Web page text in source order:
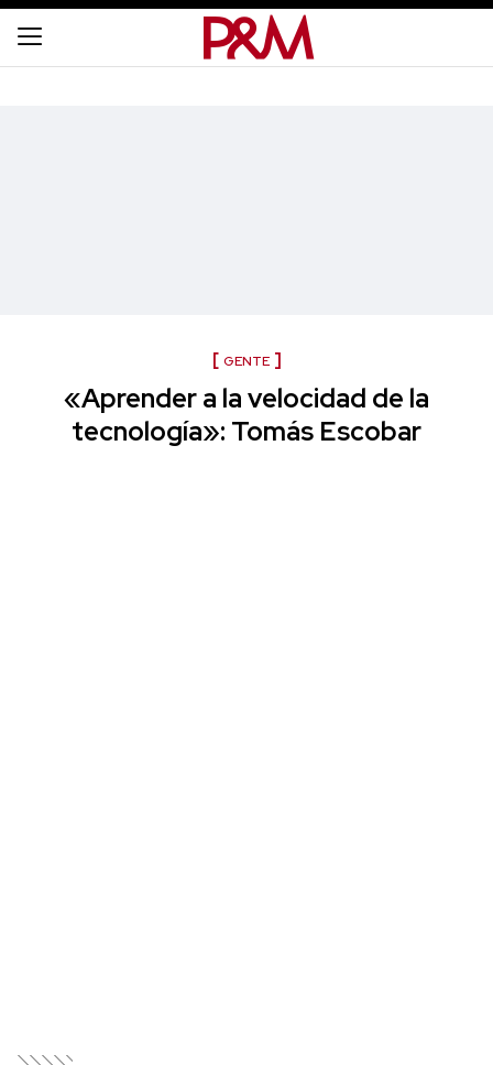
GENTE
«Aprender a la velocidad de la
tecnología»: Tomás Escobar